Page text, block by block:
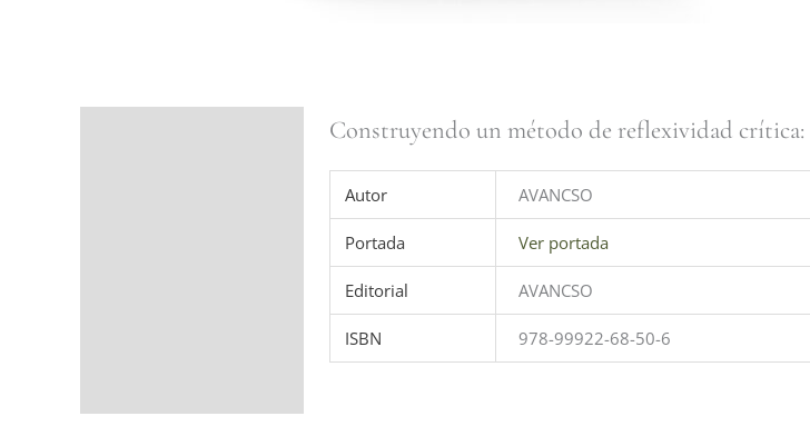
Construyendo un método de reflexividad crítica:
Autor AVANCSO
Portada Ver portada
Editorial AVANCSO
ISBN 978-99922-68-50-6